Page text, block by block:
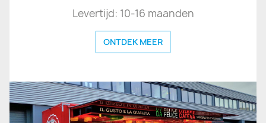
Levertijd: 10-16 maanden
ONTDEK MEER